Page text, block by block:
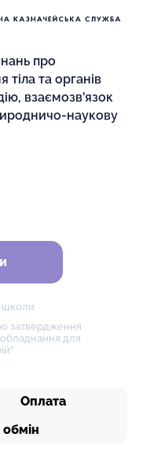
про
тіла та органів
взаємозв'язок
наукову
школи
затвердження
обладнання для
Оплата